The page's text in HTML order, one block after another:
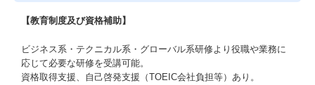
【教育制度及び資格補助】
ビジネス系・テクニカル系・グローバル系研修より役職や業務に
応じて必要な研修を受講可能。
資格取得支援、自己啓発支援（TOEIC会社負担等）あり。